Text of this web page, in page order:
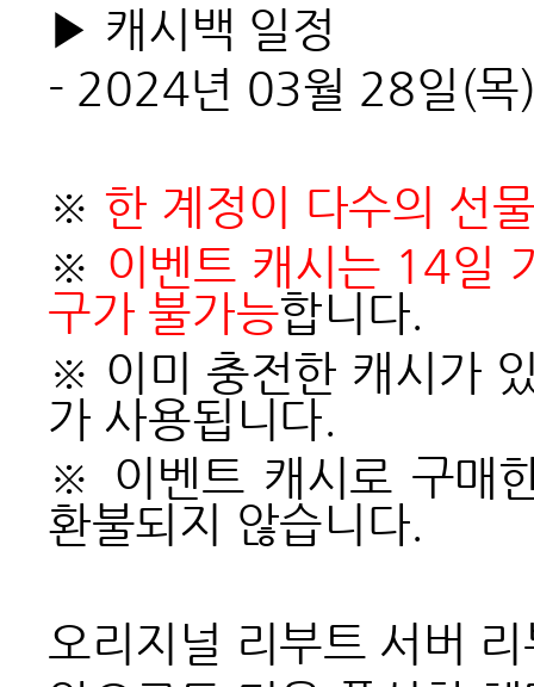
▶ 캐시백 일정
- 2024년 03월 28일(목
※ 한 계정이 다수의 선
※ 이벤트 캐시는 14일
구가 불가능합니다.
※ 이미 충전한 캐시가
가 사용됩니다.
※ 이벤트 캐시로 구매
환불되지 않습니다.
오리지널 리부트 서버